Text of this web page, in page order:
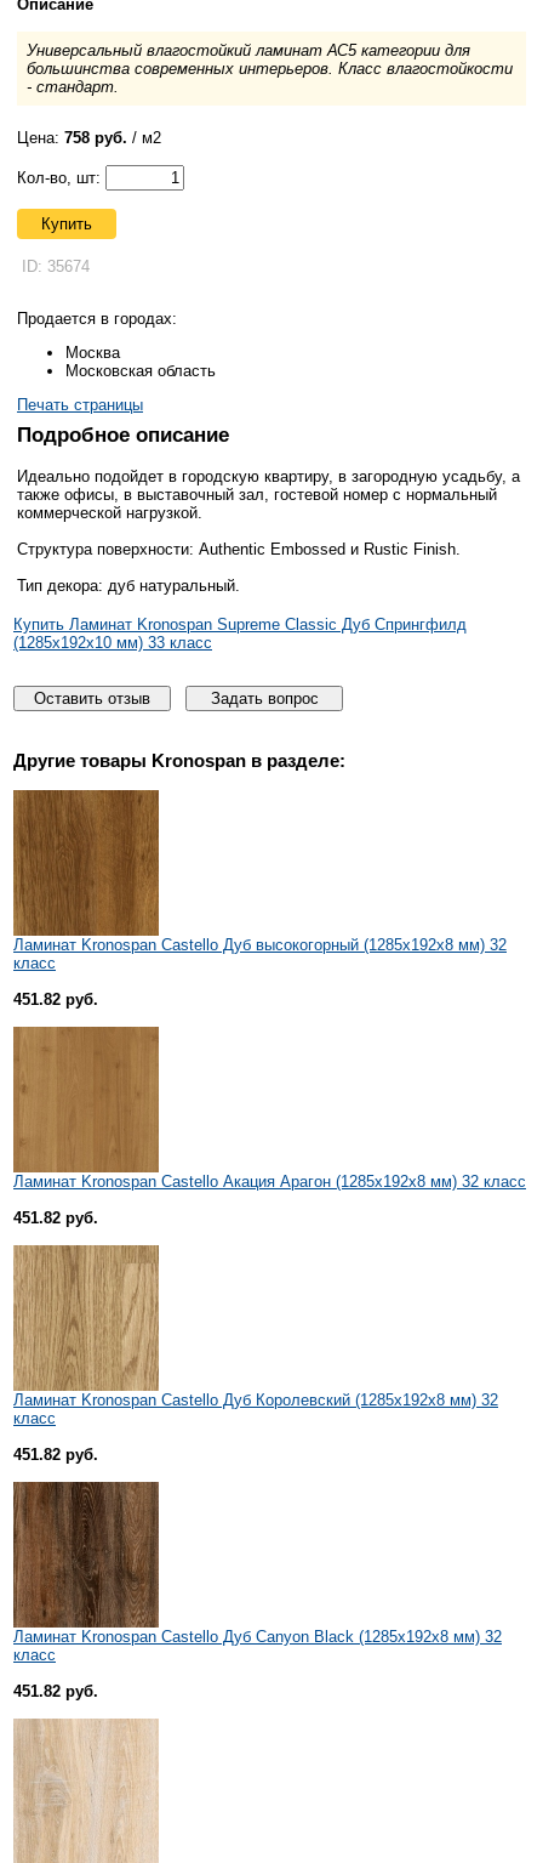
Описание
Универсальный влагостойкий ламинат АС5 категории для
большинства современных интерьеров. Класс влагостойкости
- стандарт.
Цена: 758 руб. / м2
Кол-во, шт:
Купить
ID: 35674
Продается в городах:
Москва
Московская область
Печать страницы
Подробное описание
Идеально подойдет в городскую квартиру, в загородную усадьбу, а
также офисы, в выставочный зал, гостевой номер с нормальный
коммерческой нагрузкой.
Структура поверхности: Authentic Embossed и Rustic Finish.
Тип декора: дуб натуральный.
Купить Ламинат Kronospan Supreme Classic Дуб Спрингфилд
(1285x192x10 мм) 33 класс
Оставить отзыв Задать вопрос
Другие товары Kronospan в разделе:
Ламинат Kronospan Castello Дуб высокогорный (1285x192x8 мм) 32
класс
451.82 руб.
Ламинат Kronospan Castello Акация Арагон (1285x192x8 мм) 32 класс
451.82 руб.
Ламинат Kronospan Castello Дуб Королевский (1285x192x8 мм) 32
класс
451.82 руб.
Ламинат Kronospan Castello Дуб Canyon Black (1285x192x8 мм) 32
класс
451.82 руб.